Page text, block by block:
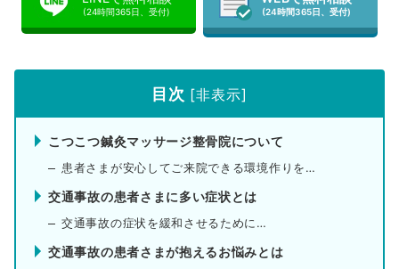
(24時間365日、受付) (24時間365日、受付)
目次 [非表示]
こつこつ鍼灸マッサージ整骨院について
患者さまが安心してご来院できる環境作りを…
交通事故の患者さまに多い症状とは
交通事故の症状を緩和させるために…
交通事故の患者さまが抱えるお悩みとは